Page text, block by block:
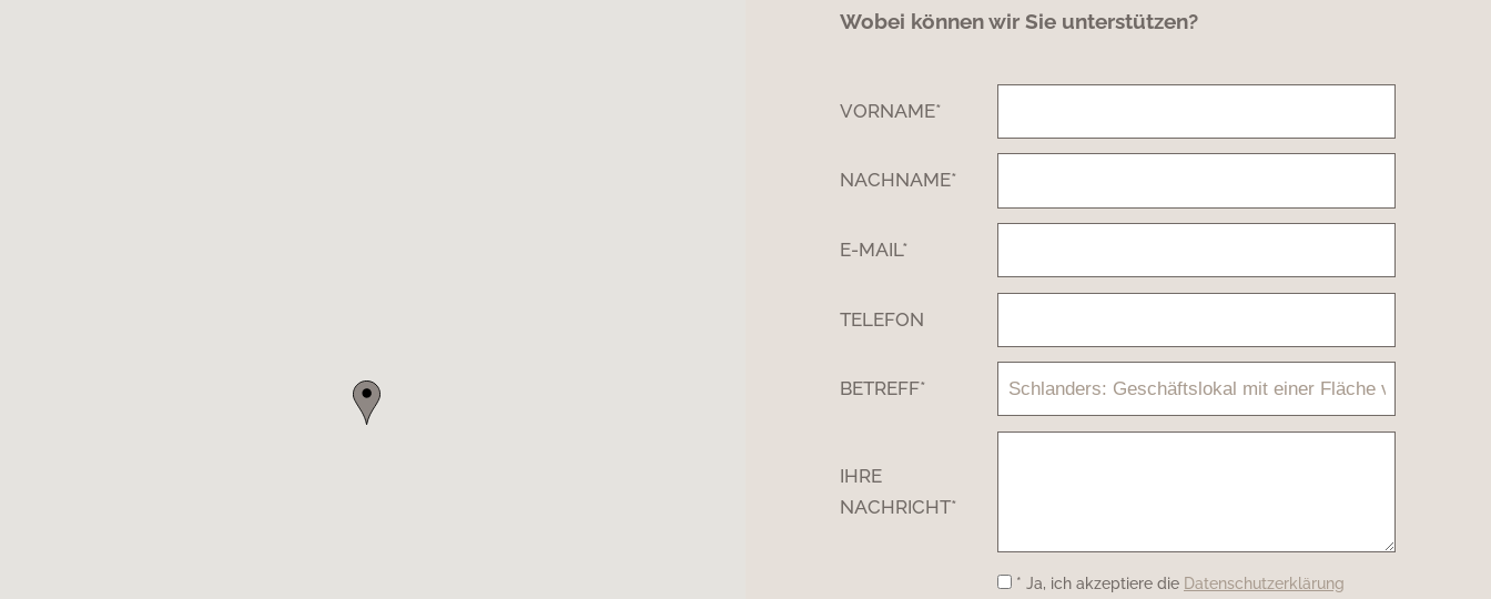
Wobei können wir Sie unterstützen?
VORNAME*
NACHNAME*
E-MAIL*
TELEFON
BETREFF*
IHRE
NACHRICHT*
* Ja, ich akzeptiere die Datenschutzerklärung